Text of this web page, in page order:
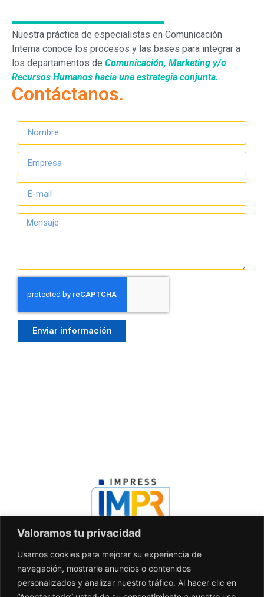
Valoramos tu privacidad
Usamos cookies para mejorar su experiencia de
navegación, mostrarle anuncios o contenidos
personalizados y analizar nuestro tráfico. Al hacer clic en
Nuestra práctica de especialistas en Comunicación
Interna conoce los procesos y las bases para integrar a
los departamentos de Comunicación, Marketing y/o
Recursos Humanos hacia una estrategia conjunta.
Contáctanos.
Enviar información
Contacto
info@agenciaimpress.com
55-44-21-0696